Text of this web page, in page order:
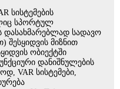
სისტემების
სპორტულ
დასახმარებლად სადავო
შესყიდვის მიზნით
ობიექტში
დანიშნულების
VAR სისტემები,